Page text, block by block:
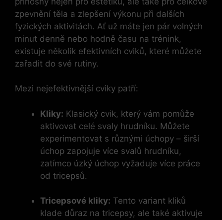
zpevnění těla a zlepšení výkonu při dalších
fyzických aktivitách. Ať už máte jen pár volných
minut denně nebo hodně času na trénink,
existuje několik efektivních cviků, které můžete
zařadit do své rutiny.
Mezi nejefektivnější cviky patří:
Kliky: Klasický cvik, který vám pomůže
aktivovat celé svaly hrudníku. Můžete
experimentovat s různými úchopy – širší
úchop zapojuje více svalů hrudníku,
zatímco úzký úchop vyžaduje více práce
od tricepsů.
Tricepsové kliky: Tento variant kliků
klade důraz na tricepsy, ale také aktivuje